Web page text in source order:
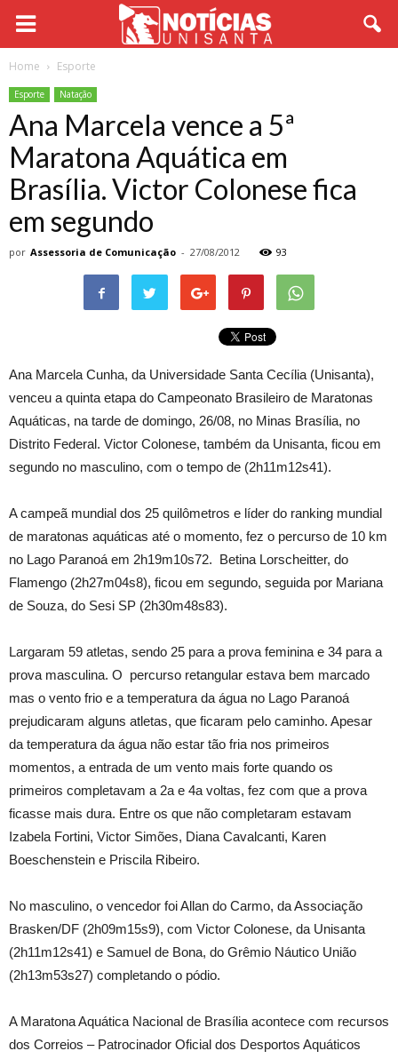
Home Esporte
Esporte Natação
Ana Marcela vence a 5ª
Maratona Aquática em
Brasília. Victor Colonese fica
em segundo
por Assessoria de Comunicação - 27/08/2012 93
Ana Marcela Cunha, da Universidade Santa Cecília (Unisanta),
venceu a quinta etapa do Campeonato Brasileiro de Maratonas
Aquáticas, na tarde de domingo, 26/08, no Minas Brasília, no
Distrito Federal. Victor Colonese, também da Unisanta, ficou em
segundo no masculino, com o tempo de (2h11m12s41).
A campeã mundial dos 25 quilômetros e líder do ranking mundial
de maratonas aquáticas até o momento, fez o percurso de 10 km
no Lago Paranoá em 2h19m10s72. Betina Lorscheitter, do
Flamengo (2h27m04s8), ficou em segundo, seguida por Mariana
de Souza, do Sesi SP (2h30m48s83).
Largaram 59 atletas, sendo 25 para a prova feminina e 34 para a
prova masculina. O percurso retangular estava bem marcado
mas o vento frio e a temperatura da água no Lago Paranoá
prejudicaram alguns atletas, que ficaram pelo caminho. Apesar
da temperatura da água não estar tão fria nos primeiros
momentos, a entrada de um vento mais forte quando os
primeiros completavam a 2a e 4a voltas, fez com que a prova
ficasse mais dura. Entre os que não completaram estavam
Izabela Fortini, Victor Simões, Diana Cavalcanti, Karen
Boeschenstein e Priscila Ribeiro.
No masculino, o vencedor foi Allan do Carmo, da Associação
Brasken/DF (2h09m15s9), com Victor Colonese, da Unisanta
(2h11m12s41) e Samuel de Bona, do Grêmio Náutico União
(2h13m53s27) completando o pódio.
A Maratona Aquática Nacional de Brasília acontece com recursos
dos Correios – Patrocinador Oficial dos Desportos Aquáticos